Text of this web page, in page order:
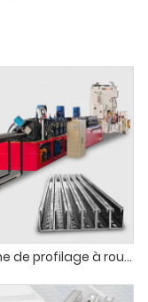
Machine de profilage à rouleaux pour profilés en U Unistrut